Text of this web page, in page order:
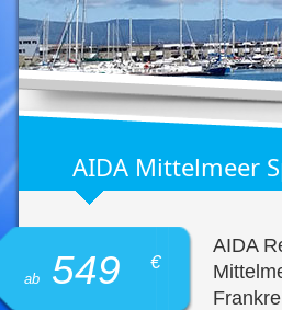
AIDA Mittelmeer
ab 549 €
AIDA